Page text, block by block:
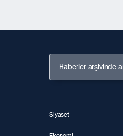
Haberler arşivinde
Siyaset